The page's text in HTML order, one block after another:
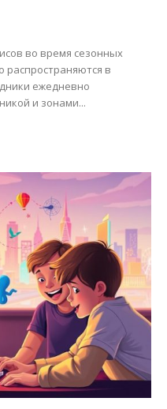
во время сезонных
распространяются в
ежедневно
и зонами...